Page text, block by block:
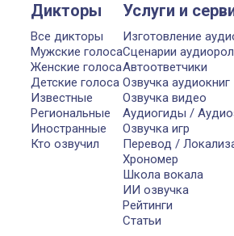
Дикторы
Все дикторы
Мужские голоса
Женские голоса
Детские голоса
Известные
Региональные
Иностранные
Кто озвучил
Услуги и
Изготовление
Сценарии
Автоответчики
Озвучка аудиокниг
Озвучка видео
Аудиогиды /
Озвучка игр
Перевод /
Хрономер
Школа вокала
ИИ озвучка
Рейтинги
Статьи